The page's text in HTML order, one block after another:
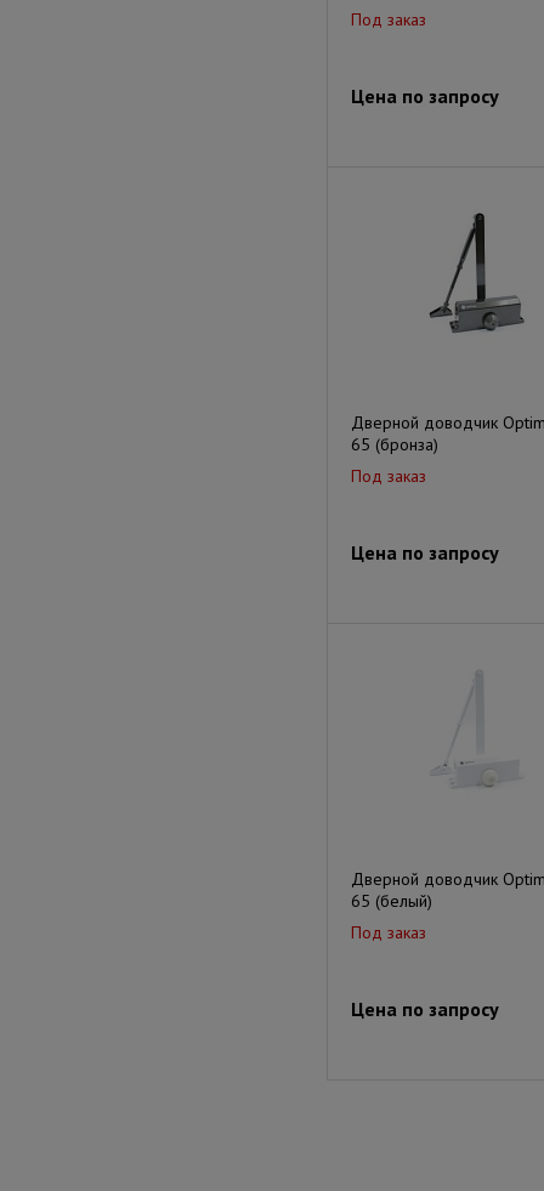
Под заказ
Цена по запросу
Дверной доводчик
65 (бронза)
Под заказ
Цена по запросу
Дверной доводчик
65 (белый)
Под заказ
Цена по запросу